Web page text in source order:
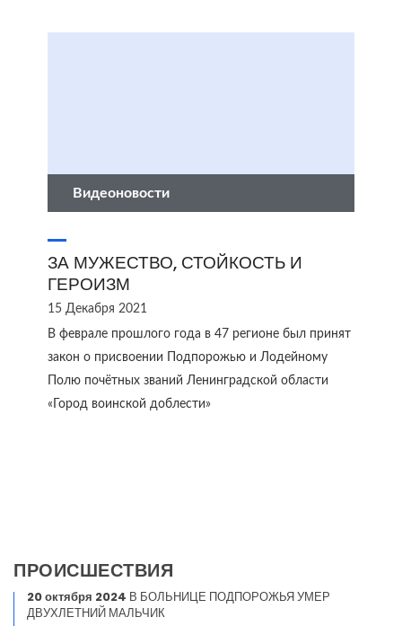
Видеоновости
ЗА МУЖЕСТВО, СТОЙКОСТЬ И
ГЕРОИЗМ
15 Декабря 2021
В феврале прошлого года в 47 регионе был принят
закон о присвоении Подпорожью и Лодейному
Полю почётных званий Ленинградской области
«Город воинской доблести»
ПРОИСШЕСТВИЯ
20 октября 2024 В БОЛЬНИЦЕ ПОДПОРОЖЬЯ УМЕР
ДВУХЛЕТНИЙ МАЛЬЧИК